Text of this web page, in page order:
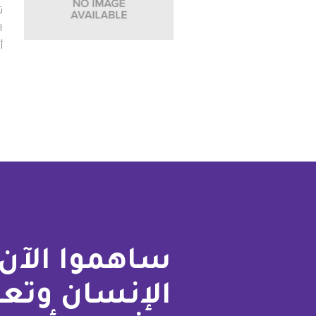
ساهموا
الإنسان